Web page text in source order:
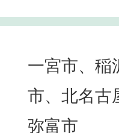
一宮市、稲
市、北名古
弥富市